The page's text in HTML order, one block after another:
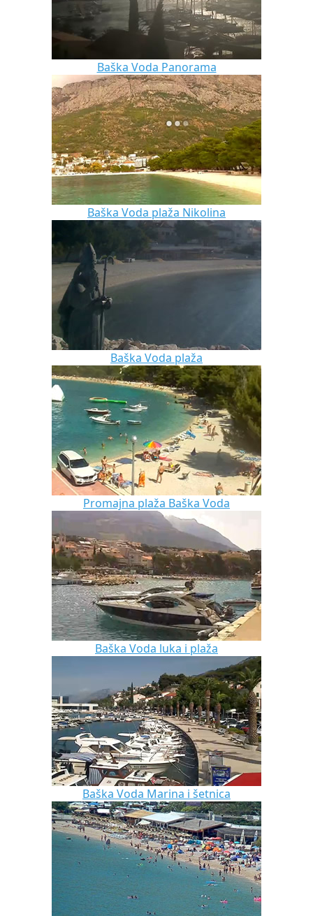
Baška Voda Panorama
Baška Voda plaža Nikolina
Baška Voda plaža
Promajna plaža Baška Voda
Baška Voda luka i plaža
Baška Voda Marina i šetnica